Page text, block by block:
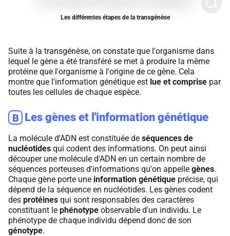
Les différentes étapes de la transgénèse
Suite à la transgénèse, on constate que l'organisme dans
lequel le gène a été transféré se met à produire la même
protéine que l'organisme à l'origine de ce gène. Cela
montre que l'information génétique est lue et comprise par
toutes les cellules de chaque espèce.
B Les gènes et l'information génétique
La molécule d'ADN est constituée de séquences de
nucléotides qui codent des informations. On peut ainsi
découper une molécule d'ADN en un certain nombre de
séquences porteuses d'informations qu'on appelle gènes.
Chaque gène porte une information génétique précise, qui
dépend de la séquence en nucléotides. Les gènes codent
des protéines qui sont responsables des caractères
constituant le phénotype observable d'un individu. Le
phénotype de chaque individu dépend donc de son
génotype.